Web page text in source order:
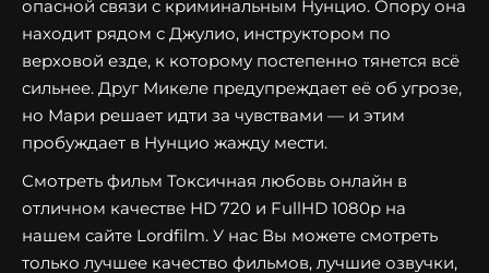
опасной связи с криминальным Нунцио. Опору она
находит рядом с Джулио, инструктором по
верховой езде, к которому постепенно тянется всё
сильнее. Друг Микеле предупреждает её об угрозе,
но Мари решает идти за чувствами — и этим
пробуждает в Нунцио жажду мести.
Смотреть фильм Токсичная любовь онлайн в
отличном качестве HD 720 и FullHD 1080p на
нашем сайте Lordfilm. У нас Вы можете смотреть
только лучшее качество фильмов, лучшие озвучки,